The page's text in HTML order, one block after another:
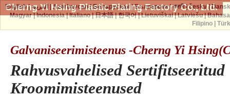
Cherng Yi Hsing Plastic Plating Factory Co., Ltd.
Galvaniseerimisteenus -Cherng Yi
Rahvusvahelised Sertifitseeritud
Kroomimisteenused
English|العربية |Azərbaycan|Беларуская|Български|বাঙ্গালী|česky|
Magyar|Indonesia|Italiano|日本語|한국어|Lietuviškai|Latviešu|
Filipino|